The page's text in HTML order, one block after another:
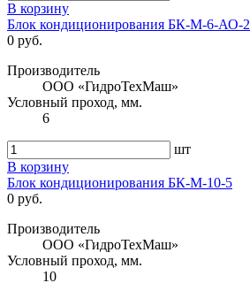
В корзину
Блок кондиционирования БК-М-6-АО-2
0 руб.
Производитель
ООО «ГидроТехМаш»
Условный проход, мм.
6
шт
В корзину
Блок кондиционирования БК-М-10-5
0 руб.
Производитель
ООО «ГидроТехМаш»
Условный проход, мм.
10